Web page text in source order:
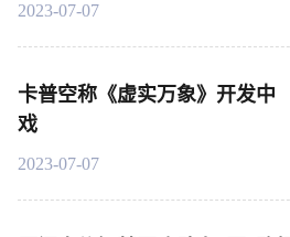
2023-07-07
卡普空称《虚实万象》开发中
戏
2023-07-07